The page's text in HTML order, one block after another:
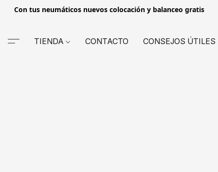
Con tus neumáticos nuevos colocación y balanceo gratis
TIENDA CONTACTO CONSEJOS ÚTILES